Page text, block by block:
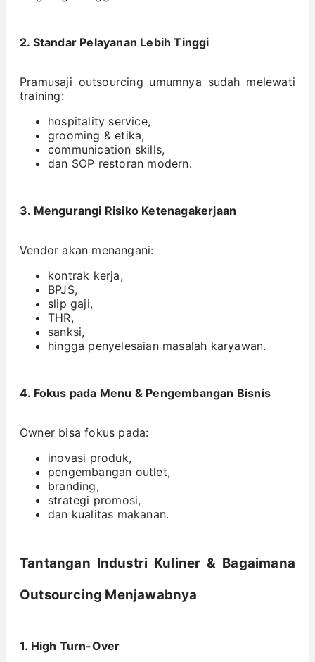
2. Standar Pelayanan Lebih Tinggi
Pramusaji outsourcing umumnya sudah melewati
training:
hospitality service,
grooming & etika,
communication skills,
dan SOP restoran modern.
3. Mengurangi Risiko Ketenagakerjaan
Vendor akan menangani:
kontrak kerja,
BPJS,
slip gaji,
THR,
sanksi,
hingga penyelesaian masalah karyawan.
4. Fokus pada Menu & Pengembangan Bisnis
Owner bisa fokus pada:
inovasi produk,
pengembangan outlet,
branding,
strategi promosi,
dan kualitas makanan.
Tantangan Industri Kuliner & Bagaimana
Outsourcing Menjawabnya
1. High Turn-Over